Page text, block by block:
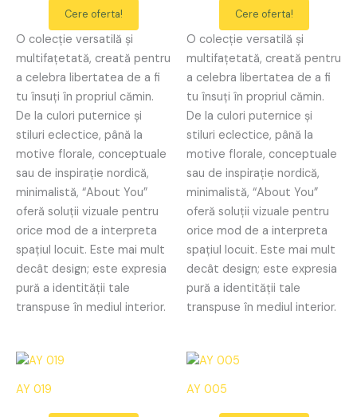
Cere oferta!
O colecție versatilă și
multifațetată, creată pentru
a celebra libertatea de a fi
tu însuți în propriul cămin.
De la culori puternice și
stiluri eclectice, până la
motive florale, conceptuale
sau de inspirație nordică,
minimalistă, “About You”
oferă soluții vizuale pentru
orice mod de a interpreta
spațiul locuit. Este mai mult
decât design; este expresia
pură a identității tale
transpuse în mediul interior.
Cere oferta!
O colecție versatilă și
multifațetată, creată pentru
a celebra libertatea de a fi
tu însuți în propriul cămin.
De la culori puternice și
stiluri eclectice, până la
motive florale, conceptuale
sau de inspirație nordică,
minimalistă, “About You”
oferă soluții vizuale pentru
orice mod de a interpreta
spațiul locuit. Este mai mult
decât design; este expresia
pură a identității tale
transpuse în mediul interior.
AY 019 AY 005